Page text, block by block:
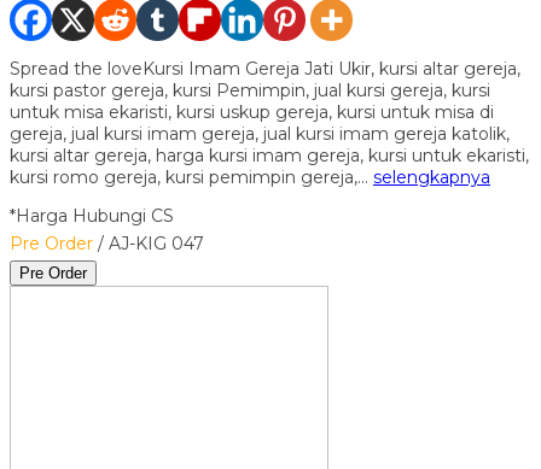
Spread the loveKursi Imam Gereja Jati Ukir, kursi altar gereja,
kursi pastor gereja, kursi Pemimpin, jual kursi gereja, kursi
untuk misa ekaristi, kursi uskup gereja, kursi untuk misa di
gereja, jual kursi imam gereja, jual kursi imam gereja katolik,
kursi altar gereja, harga kursi imam gereja, kursi untuk ekaristi,
kursi romo gereja, kursi pemimpin gereja,… selengkapnya
*Harga Hubungi CS
Pre Order / AJ-KIG 047
Pre Order